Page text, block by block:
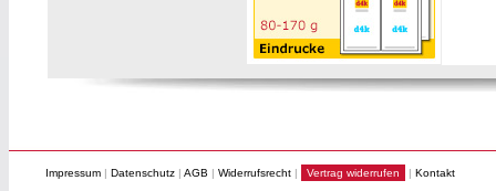
Impressum | Datenschutz | AGB | Widerrufsrecht | Vertrag widerrufen | Kontakt